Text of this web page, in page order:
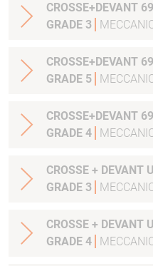
CROSSE+DEVANT
GRADE 3
CROSSE+DEVANT
GRADE 5
CROSSE+DEVANT
GRADE 4
CROSSE + DEVANT
GRADE 3
CROSSE + DEVANT
GRADE 4